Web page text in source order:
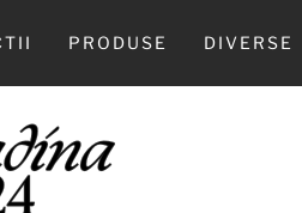
PRODUSE DIVERSE